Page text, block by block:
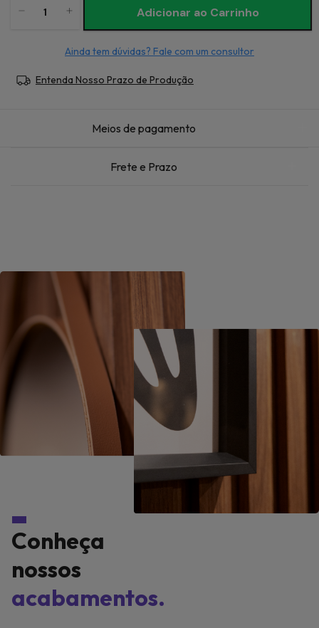
Ainda tem dúvidas? Fale com um consultor
Entenda Nosso Prazo de Produção
Meios de pagamento
Frete e Prazo
Conheça
nossos
acabamentos.